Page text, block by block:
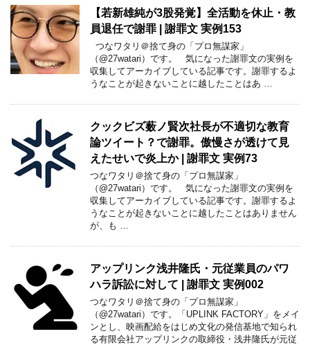
【若新雄純が3股発覚】全活動を休止・教
員退任で謝罪 | 謝罪文 実例153
つなワタリ＠捨て身の「プロ無謀家」
（@27watari）です。 気になった謝罪文の実例を
収集してアーカイブしている記事です。謝罪するよ
うなことが起きないことに越したことはあ …
クックビズ薮ノ賢次社長が不適切な教育
論ツイート？で謝罪。傲慢さが透けて見
えたせいで炎上か | 謝罪文 実例73
つなワタリ＠捨て身の「プロ無謀家」
（@27watari）です。 気になった謝罪文の実例を
収集してアーカイブしている記事です。謝罪するよ
うなことが起きないことに越したことはありません
が、も …
アップリンク浅井隆氏・元従業員のパワ
ハラ訴訟に対して | 謝罪文 実例002
つなワタリ＠捨て身の「プロ無謀家」
（@27watari）です。「UPLINK FACTORY」をメイ
ンとし、映画配給をはじめ文化の発信基地で知られ
る有限会社アップリンクの取締役・浅井隆氏が元従